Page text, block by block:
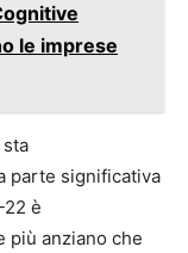
le imprese
parte significativa
è
più anziano che